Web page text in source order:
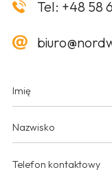
Tel: +48 58